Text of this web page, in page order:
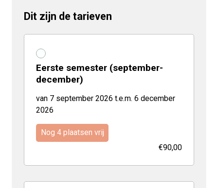
Dit zijn de tarieven
Eerste semester (september-
december)
van 7 september 2026 t.e.m. 6 december
2026
Nog 4 plaatsen vrij
€90,00